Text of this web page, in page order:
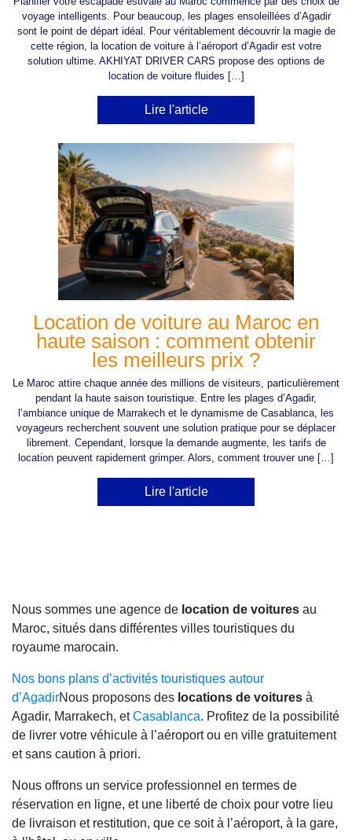
voyage intelligents. Pour beaucoup, les plages ensoleillées d’Agadir
sont le point de départ idéal. Pour véritablement découvrir la magie de
cette région, la location de voiture à l’aéroport d’Agadir est votre
solution ultime. AKHIYAT DRIVER CARS propose des options de
location de voiture fluides […]
Lire l'article
Location de voiture au Maroc en
haute saison : comment obtenir
les meilleurs prix ?
Le Maroc attire chaque année des millions de visiteurs, particulièrement
pendant la haute saison touristique. Entre les plages d’Agadir,
l’ambiance unique de Marrakech et le dynamisme de Casablanca, les
voyageurs recherchent souvent une solution pratique pour se déplacer
librement. Cependant, lorsque la demande augmente, les tarifs de
location peuvent rapidement grimper. Alors, comment trouver une […]
Lire l'article
Nous sommes une agence de location de voitures au
Maroc, situés dans différentes villes touristiques du
royaume marocain.
Nos bons plans d’activités touristiques autour
d’AgadirNous proposons des locations de voitures à
Agadir, Marrakech, etCasablanca. Profitez de la possibilité
de livrer votre véhicule à l’aéroport ou en ville gratuitement
et sans caution à priori.
Nous offrons un service professionnel en termes de
réservation en ligne, et une liberté de choix pour votre lieu
de livraison et restitution, que ce soit à l’aéroport, à la gare,